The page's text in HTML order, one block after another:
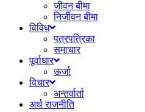
जीवन बीमा
निर्जीवन बीमा
विविध
पत्रपत्रिका
समाचार
पूर्वाधार
ऊर्जा
विचार
अन्तर्वार्ता
अर्थ राजनीति